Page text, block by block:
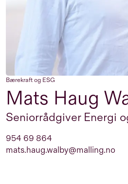
Bærekraft og ESG
Mats Haug
Seniorrådgiver Energi
954 69 864
mats.haug.walby@malling.no